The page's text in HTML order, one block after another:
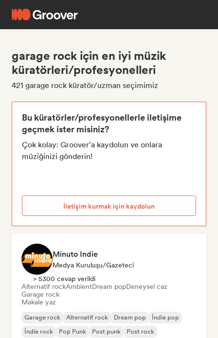
garage rock için en iyi müzik
küratörleri/profesyonelleri
421 garage rock küratör/uzman seçimimiz
Bu küratörler/profesyonellerle iletişime
geçmek ister misiniz?
Çok kolay: Groover'a kaydolun ve onlara
müziğinizi gönderin!
İletişim kurmak için kaydolun
Minuto Indie
Medya Kuruluşu/Gazeteci
> 5300 cevap verildi
Alternatif rockAmbientDream popDeneysel caz
Garage rock
Makale yaz
Garage rock Alternatif rock Dream pop
İndie pop
İndie rock
Pop Punk Post punk Post rock